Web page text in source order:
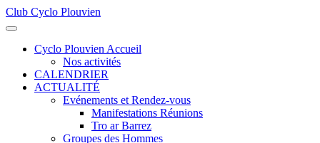
Club Cyclo Plouvien
Cyclo Plouvien Accueil
Nos activités
CALENDRIER
ACTUALITÉ
Evénements et Rendez-vous
Manifestations Réunions
Tro ar Barrez
Groupes des Hommes
précédente
précédent
suivante
suivant